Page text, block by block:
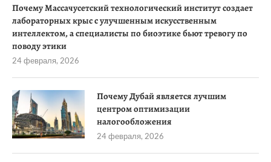
Почему Массачусетский технологический институт создает
лабораторных крыс с улучшенным искусственным
интеллектом, а специалисты по биоэтике бьют тревогу по
поводу этики
24 февраля, 2026
Почему Дубай является лучшим
центром оптимизации
налогообложения
24 февраля, 2026